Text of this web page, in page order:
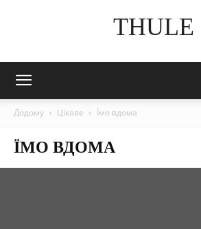
THULE
Додому Цікаве Їмо вдома
ЇМО ВДОМА